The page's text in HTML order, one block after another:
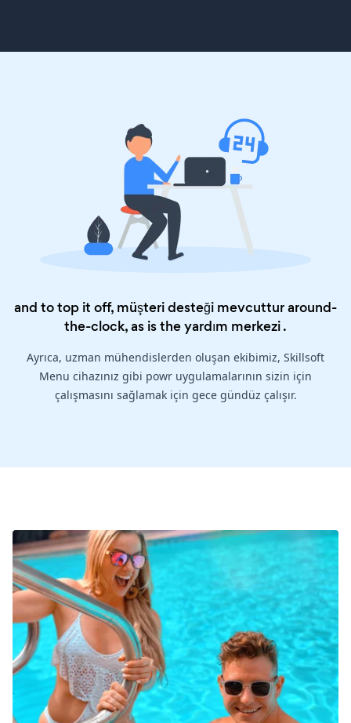
and to top it off, müşteri desteği mevcuttur around-
the-clock, as is theyardım merkezi.
Ayrıca, uzman mühendislerden oluşan ekibimiz, Skillsoft
Menu cihazınız gibi powr uygulamalarının sizin için
çalışmasını sağlamak için gece gündüz çalışır.